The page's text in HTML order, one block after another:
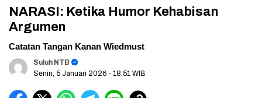
NARASI: Ketika Humor Kehabisan
Argumen
Catatan Tangan Kanan Wiedmust
Suluh NTB
Senin, 5 Januari 2026 - 18:51 WIB